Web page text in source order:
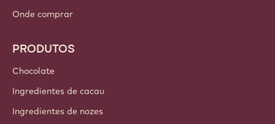
Onde comprar
PRODUTOS
Chocolate
Ingredientes de cacau
Ingredientes de nozes